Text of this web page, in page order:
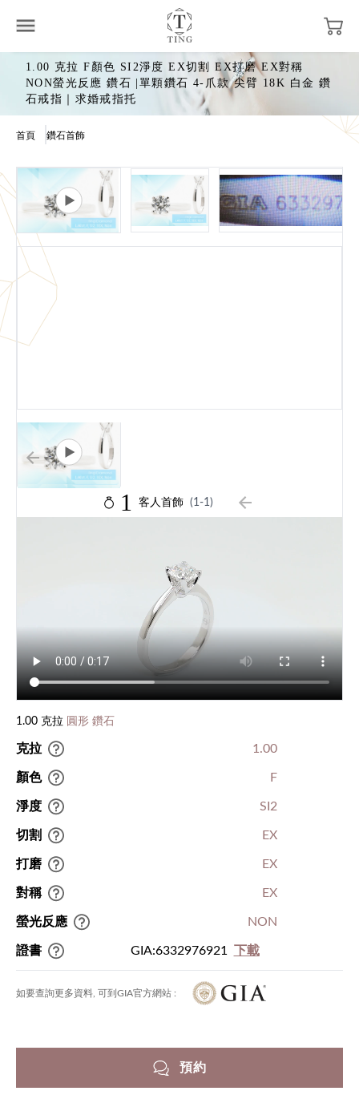
1.00 克拉 F顏色 SI2淨度 EX切割 EX打磨 EX對稱
NON螢光反應 鑽石 |單顆鑽石 4-爪款 尖臂 18K 白金 鑽
石戒指｜求婚戒指托
首頁 鑽石首飾
1 客人首飾 (1-1)
1.00 克拉 圓形 鑽石
克拉 1.00
顏色 F
淨度 SI2
切割 EX
打磨 EX
對稱 EX
螢光反應 NON
證書 GIA:6332976921 下載
如要查詢更多資料, 可到GIA官方網站 :
預約